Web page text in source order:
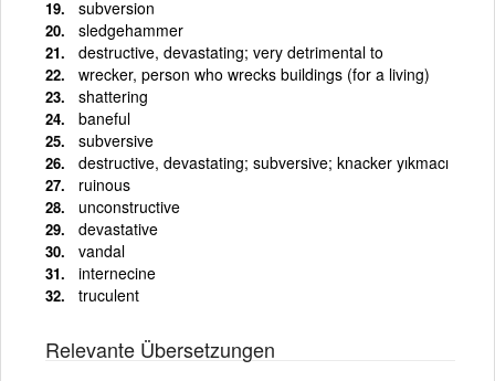
subversion
sledgehammer
destructive, devastating; very detrimental to
wrecker, person who wrecks buildings (for a living)
shattering
baneful
subversive
destructive, devastating; subversive; knacker yıkmacı
ruinous
unconstructive
devastative
vandal
internecine
truculent
Relevante Übersetzungen